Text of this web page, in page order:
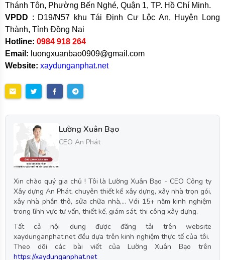
Thánh Tôn, Phường Bến Nghé, Quận 1, TP. Hồ Chí Minh.
VPDD : D19/N57 khu Tái Định Cư Lộc An, Huyện Long
Thành, Tỉnh Đồng Nai
Hotline: 0984 918 264
Email: luongxuanbao0909@gmail.com
Website: xaydunganphat.net
Lường Xuân Bạo
CEO An Phát
Xin chào quý gia chủ ! Tôi là Lường Xuân Bạo - CEO Công ty
Xây dựng An Phát, chuyên thiết kế xây dựng, xây nhà trọn gói,
xây nhà phần thô, sửa chữa nhà,... Với 15+ năm kinh nghiệm
trong lĩnh vực tư vấn, thiết kế, giám sát, thi công xây dựng.
Tất cả nội dung được đăng tải trên website
xaydunganphat.net đều dựa trên kinh nghiệm thực tế của tôi.
Theo dõi các bài viết của Lường Xuân Bạo trên
https://xaydunganphat.net